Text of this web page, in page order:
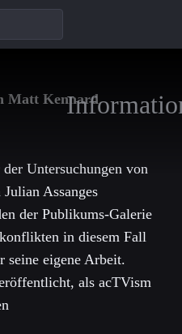
Matt Kennard
Untersuchungen von
Assanges
der Publikums-Galerie
in diesem Fall
seine eigene Arbeit.
als acTVism